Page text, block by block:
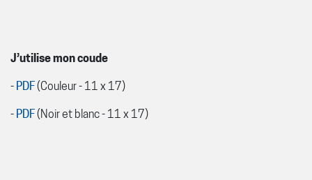
J’utilise mon coude
- PDF(Couleur - 11 x 17)
- PDF(Noir et blanc - 11 x 17)